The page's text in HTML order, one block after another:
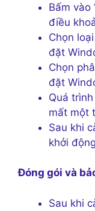
Bấm vào
điều
Chọn
đặt
Chọn
đặt
Quá
mất một
Sau khi
khởi
Đóng gói và
Sau khi